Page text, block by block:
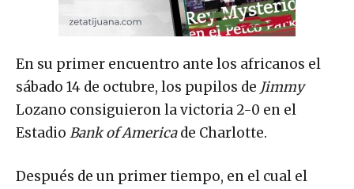
En su primer encuentro ante los africanos el
sábado 14 de octubre, los pupilos de Jimmy
Lozano consiguieron la victoria 2-0 en el
Estadio Bank of Americade Charlotte.
Después de un primer tiempo, en el cual el